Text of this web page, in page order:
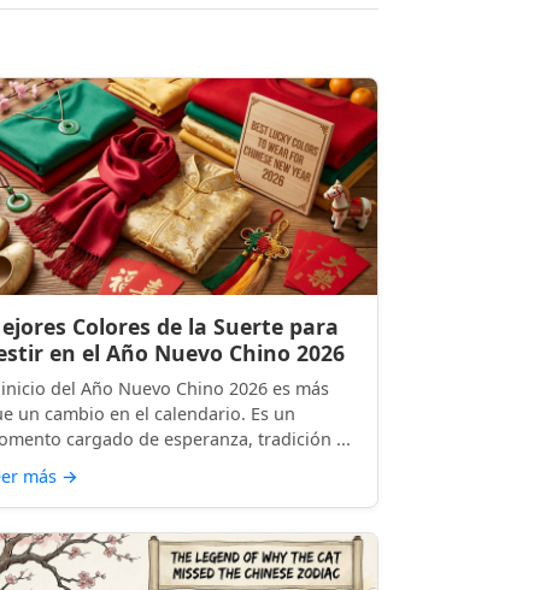
Colores de la Suerte para
en el Año Nuevo Chino 2026
del Año Nuevo Chino 2026 es más
un cambio en el calendario. Es un
cargado de esperanza, tradición ...
más →